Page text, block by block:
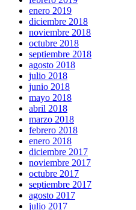
enero 2019
diciembre 2018
noviembre 2018
octubre 2018
septiembre 2018
agosto 2018
julio 2018
junio 2018
mayo 2018
abril 2018
marzo 2018
febrero 2018
enero 2018
diciembre 2017
noviembre 2017
octubre 2017
septiembre 2017
agosto 2017
julio 2017